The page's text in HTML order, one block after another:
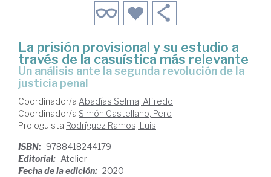
La prisión provisional y su estudio a
través de la casuística más relevante
un análisis ante la segunda revolución de la
justicia penal
Coordinador/a Abadías Selma, Alfredo
Coordinador/a Simón Castellano, Pere
Prologuista Rodríguez Ramos, Luis
ISBN: 9788418244179
Editorial: Atelier
Fecha de la edición: 2020